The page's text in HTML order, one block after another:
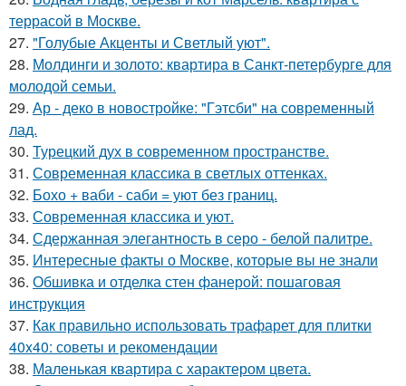
террасой в Москве.
27. "Голубые Акценты и Светлый уют".
28. Молдинги и золото: квартира в Санкт-петербурге для
молодой семьи.
29. Ар - деко в новостройке: "Гэтсби" на современный
лад.
30. Турецкий дух в современном пространстве.
31. Современная классика в светлых оттенках.
32. Бохо + ваби - саби = уют без границ.
33. Современная классика и уют.
34. Сдержанная элегантность в серо - белой палитре.
35. Интересные факты о Москве, которые вы не знали
36. Обшивка и отделка стен фанерой: пошаговая
инструкция
37. Как правильно использовать трафарет для плитки
40x40: советы и рекомендации
38. Маленькая квартира с характером цвета.